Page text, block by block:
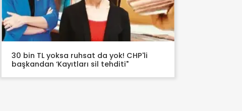
30 bin TL yoksa ruhsat da yok! CHP'li
başkandan ‘Kayıtları sil tehditi"